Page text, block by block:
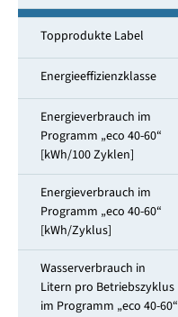
Topprodukte Label
Energieeffizienzklasse
Energieverbrauch im
Programm „eco 40-60“
[kWh/100 Zyklen]
Energieverbrauch im
Programm „eco 40-60“
[kWh/Zyklus]
Wasserverbrauch in
Litern pro Betriebszyklus
im Programm „eco 40-60“